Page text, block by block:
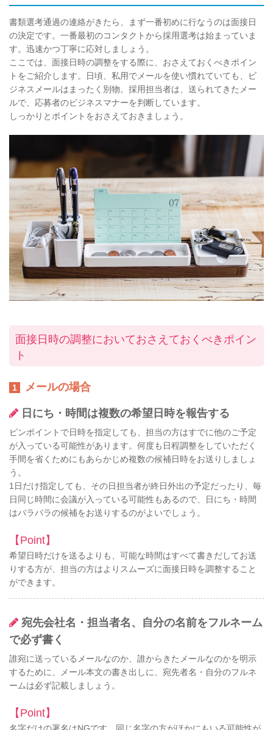
書類選考通過の連絡がきたら、まず一番初めに行なうのは面接日
の決定です。一番最初のコンタクトから採用選考は始まっていま
す。迅速かつ丁寧に応対しましょう。
ここでは、面接日時の調整をする際に、おさえておくべきポイン
トをご紹介します。日頃、私用でメールを使い慣れていても、ビ
ジネスメールはまったく別物。採用担当者は、送られてきたメー
ルで、応募者のビジネスマナーを判断しています。
しっかりとポイントをおさえておきましょう。
面接日時の調整においておさえておくべきポイン
ト
1 メールの場合
日にち・時間は複数の希望日時を報告する
ピンポイントで日時を指定しても、担当の方はすでに他のご予定
が入っている可能性があります。何度も日程調整をしていただく
手間を省くためにもあらかじめ複数の候補日時をお送りしましょ
う。
1日だけ指定しても、その日担当者が終日外出の予定だったり、毎
日同じ時間に会議が入っている可能性もあるので、日にち・時間
はバラバラの候補をお送りするのがよいでしょう。
【Point】
希望日時だけを送るよりも、可能な時間はすべて書きだしてお送
りする方が、担当の方はよりスムーズに面接日時を調整すること
ができます。
宛先会社名・担当者名、自分の名前をフルネーム
で必ず書く
誰宛に送っているメールなのか、誰からきたメールなのかを明示
するために、メール本文の書き出しに、宛先者名・自分のフルネ
ームは必ず記載しましょう。
【Point】